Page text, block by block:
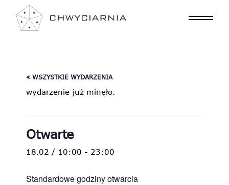
« WSZYSTKIE WYDARZENIA
wydarzenie już minęło.
Otwarte
18.02 / 10:00 - 23:00
Standardowe godziny otwarcia